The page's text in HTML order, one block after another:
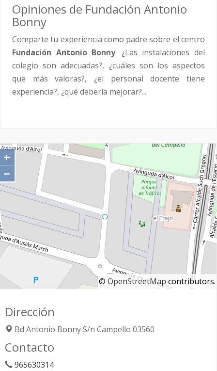
Opiniones de Fundación Antonio
Bonny
Comparte tu experiencia como padre sobre el centro
Fundación Antonio Bonny. ¿Las instalaciones del
colegio son adecuadas?, ¿cuáles son los aspectos
que más valoras?, ¿el personal docente tiene
experiencia?, ¿qué debería mejorar?...
+
−
© OpenStreetMap contributors.
Dirección
Bd Antonio Bonny S/n Campello 03560
Contacto
965630314